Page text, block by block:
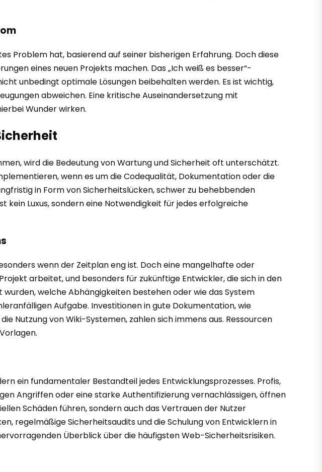
Problem hat, basierend auf seiner bisherigen Erfahrung. Doch diese
eines neuen Projekts machen. Das „Ich weiß es besser“-
unbedingt optimale Lösungen beibehalten werden. Es ist wichtig,
abweichen. Eine kritische Auseinandersetzung mit
Wunder wirken.
wird die Bedeutung von Wartung und Sicherheit oft unterschätzt.
wenn es um die Codequalität, Dokumentation oder die
in Form von Sicherheitslücken, schwer zu behebbenden
kein Luxus, sondern eine Notwendigkeit für jedes erfolgreiche
wenn der Zeitplan eng ist. Doch eine mangelhafte oder
arbeitet, und besonders für zukünftige Entwickler, die sich in den
welche Abhängigkeiten bestehen oder wie das System
Aufgabe. Investitionen in gute Dokumentation, wie
Nutzung von Wiki-Systemen, zahlen sich immens aus. Ressourcen
ein fundamentaler Bestandteil jedes Entwicklungsprozesses. Profis,
Angriffen oder eine starke Authentifizierung vernachlässigen, öffnen
Schäden führen, sondern auch das Vertrauen der Nutzer
regelmäßige Sicherheitsaudits und die Schulung von Entwicklern in
Überblick über die häufigsten Web-Sicherheitsrisiken.